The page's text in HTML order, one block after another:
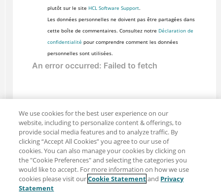
plutôt sur le site HCL Software Support.
Les données personnelles ne doivent pas être partagées dans
cette boîte de commentaires. Consultez notre Déclaration de
confidentialité pour comprendre comment les données
personnelles sont utilisées.
Partager : Courriel Twitter
We use cookies for the best user experience on our
website, including to personalize content & offerings, to
provide social media features and to analyze traffic. By
clicking “Accept All Cookies” you agree to our use of
cookies. You can also manage your cookies by clicking on
the "Cookie Preferences" and selecting the categories you
would like to accept. For more information on how we use
cookies please visit ourCookie Statementand Privacy
Statement